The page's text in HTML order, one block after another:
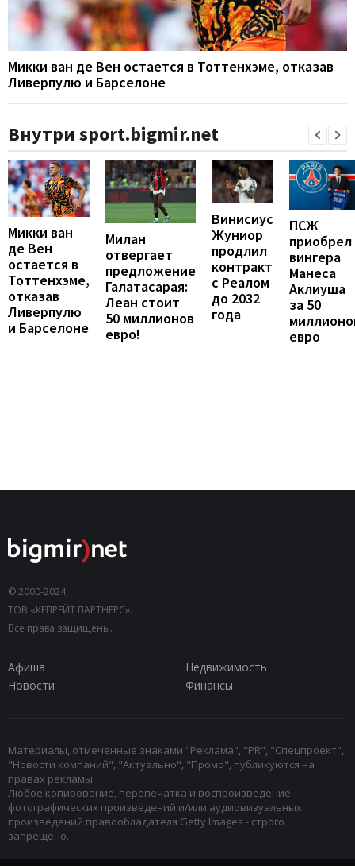
Микки ван де Вен остается в Тоттенхэме, отказав
Ливерпулю и Барселоне
Внутри sport.bigmir.net
Микки ван
де Вен
остается в
Тоттенхэме,
отказав
Ливерпулю
и Барселоне
Милан
отвергает
предложение
Галатасарая:
Леан стоит
50 миллионов
евро!
Винисиус
Жуниор
продлил
контракт
с Реалом
до 2032
года
ПСЖ
приобрел
вингера
Манеса
Аклиуша
за 50
евро
© 2000-2024,
ТОВ «КЕПРЕЙТ ПАРТНЕРС».
Все права защищены.
Афиша
Недвижимость
Новости
Финансы
Материалы, отмеченные знаками "Реклама", "PR", "Спецпроект",
"Новости компаний", "Актуально", "Промо", публикуются на
правах рекламы.
Любое копирование, перепечатка и воспроизведение
фотографических произведений и/или аудиовизуальных
произведений правообладателя Getty Images - строго
запрещено.